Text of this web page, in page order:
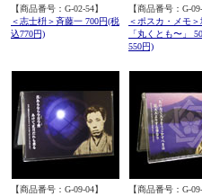
【商品番号：G-02-54】
＜志士枡＞斉藤一 700円(税
込770円)
【商品番号：G-
＜ポスカ・メモ
「丸くとも〜」
550円)
【商品番号：G-09-04】
【商品番号：G-